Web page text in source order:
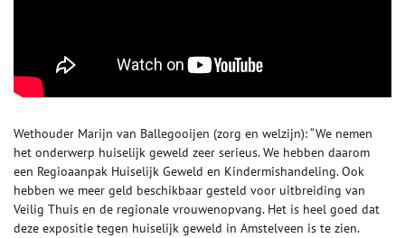
Wethouder Marijn van Ballegooijen (zorg en welzijn): “We nemen
het onderwerp huiselijk geweld zeer serieus. We hebben daarom
een Regioaanpak Huiselijk Geweld en Kindermishandeling. Ook
hebben we meer geld beschikbaar gesteld voor uitbreiding van
Veilig Thuis en de regionale vrouwenopvang. Het is heel goed dat
deze expositie tegen huiselijk geweld in Amstelveen is te zien.